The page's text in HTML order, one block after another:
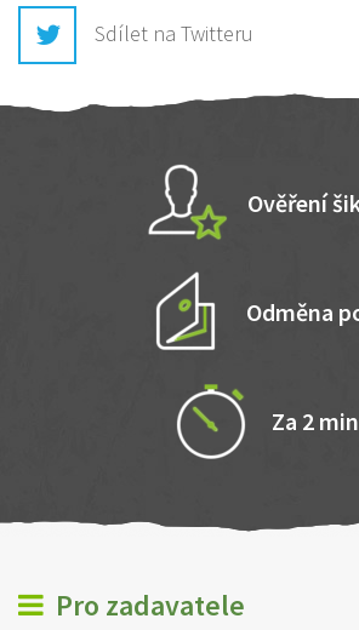
Sdílet na Twitteru
Ověření
Odměna
Za 2
Pro zadavatele